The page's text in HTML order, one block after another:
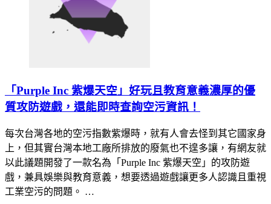
「Purple Inc 紫爆天空」好玩且教育意義濃厚的優
質攻防遊戲，還能即時查詢空污資訊！
每次台灣各地的空污指數紫爆時，就有人會去怪到其它國家身
上，但其實台灣本地工廠所排放的廢氣也不遑多讓，有網友就
以此議題開發了一款名為「Purple Inc 紫爆天空」的攻防遊
戲，兼具娛樂與教育意義，想要透過遊戲讓更多人認識且重視
工業空污的問題。 …